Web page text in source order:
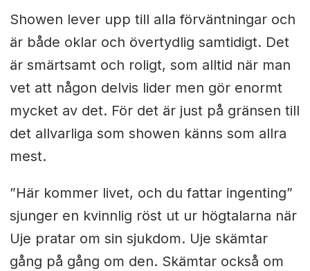
Showen lever upp till alla förväntningar och
är både oklar och övertydlig samtidigt. Det
är smärtsamt och roligt, som alltid när man
vet att någon delvis lider men gör enormt
mycket av det. För det är just på gränsen till
det allvarliga som showen känns som allra
mest.
”Här kommer livet, och du fattar ingenting”
sjunger en kvinnlig röst ut ur högtalarna när
Uje pratar om sin sjukdom. Uje skämtar
gång på gång om den. Skämtar också om